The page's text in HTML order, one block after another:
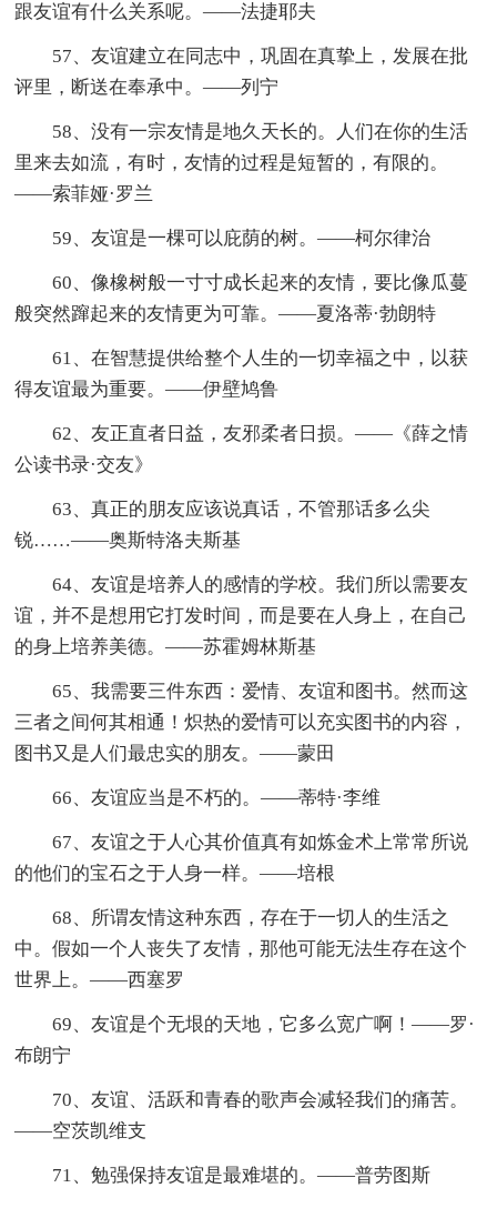
跟友谊有什么关系呢。——法捷耶夫
57、友谊建立在同志中，巩固在真挚上，发展在批
评里，断送在奉承中。——列宁
58、没有一宗友情是地久天长的。人们在你的生活
里来去如流，有时，友情的过程是短暂的，有限的。
——索菲娅·罗兰
59、友谊是一棵可以庇荫的树。——柯尔律治
60、像橡树般一寸寸成长起来的友情，要比像瓜蔓
般突然蹿起来的友情更为可靠。——夏洛蒂·勃朗特
61、在智慧提供给整个人生的一切幸福之中，以获
得友谊最为重要。——伊壁鸠鲁
62、友正直者日益，友邪柔者日损。——《薛之情
公读书录·交友》
63、真正的朋友应该说真话，不管那话多么尖
锐……——奥斯特洛夫斯基
64、友谊是培养人的感情的学校。我们所以需要友
谊，并不是想用它打发时间，而是要在人身上，在自己
的身上培养美德。——苏霍姆林斯基
65、我需要三件东西：爱情、友谊和图书。然而这
三者之间何其相通！炽热的爱情可以充实图书的内容，
图书又是人们最忠实的朋友。——蒙田
66、友谊应当是不朽的。——蒂特·李维
67、友谊之于人心其价值真有如炼金术上常常所说
的他们的宝石之于人身一样。——培根
68、所谓友情这种东西，存在于一切人的生活之
中。假如一个人丧失了友情，那他可能无法生存在这个
世界上。——西塞罗
69、友谊是个无垠的天地，它多么宽广啊！——罗·
布朗宁
70、友谊、活跃和青春的歌声会减轻我们的痛苦。
——空茨凯维支
71、勉强保持友谊是最难堪的。——普劳图斯